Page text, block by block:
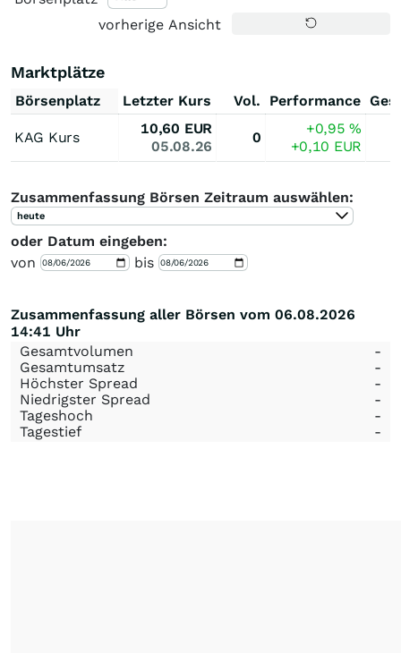
vorherige Ansicht
Marktplätze
Börsenplatz Letzter Kurs Vol. Performance
KAG Kurs
10,60 EUR
05.08.26
0
+0,95%
+0,10 EUR
Zusammenfassung Börsen Zeitraum auswählen:
heute
oder Datum eingeben:
von
bis
Zusammenfassung aller Börsen vom 06.08.2026
14:41 Uhr
Gesamtvolumen
-
Gesamtumsatz
-
Höchster Spread
-
Niedrigster Spread
-
Tageshoch
-
Tagestief
-